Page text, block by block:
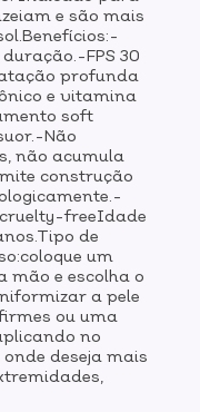
e são mais
FPS 30
profunda
e vitamina
soft
Não
não acumula
construção
freeIdade
de
um
mão e escolha o
a pele
ou uma
no
deseja mais